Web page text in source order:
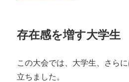
存在感を増す大学生
この大会では、大学生、さら
立ちました。